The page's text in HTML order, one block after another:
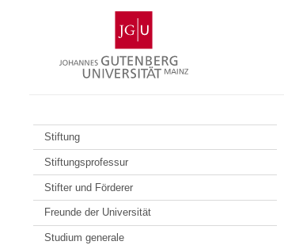
Gutenberg-
Universität
Mainz
Stiftung
Stiftungsprofessur
Stifter und Förderer
Freunde der Universität
Studium generale